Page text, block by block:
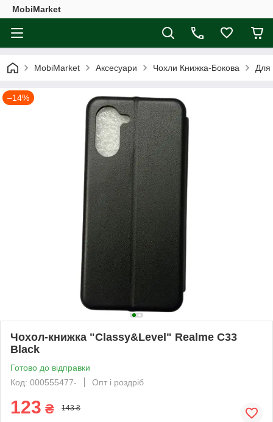
MobiMarket
MobiMarket Аксесуари Чохли Книжка-Бокова Для
–14%
Чохол-книжка "Classy&Level" Realme C33
Black
Готово до відправки
Код: 000555477-
Опт і роздріб
123 ₴ 143 ₴